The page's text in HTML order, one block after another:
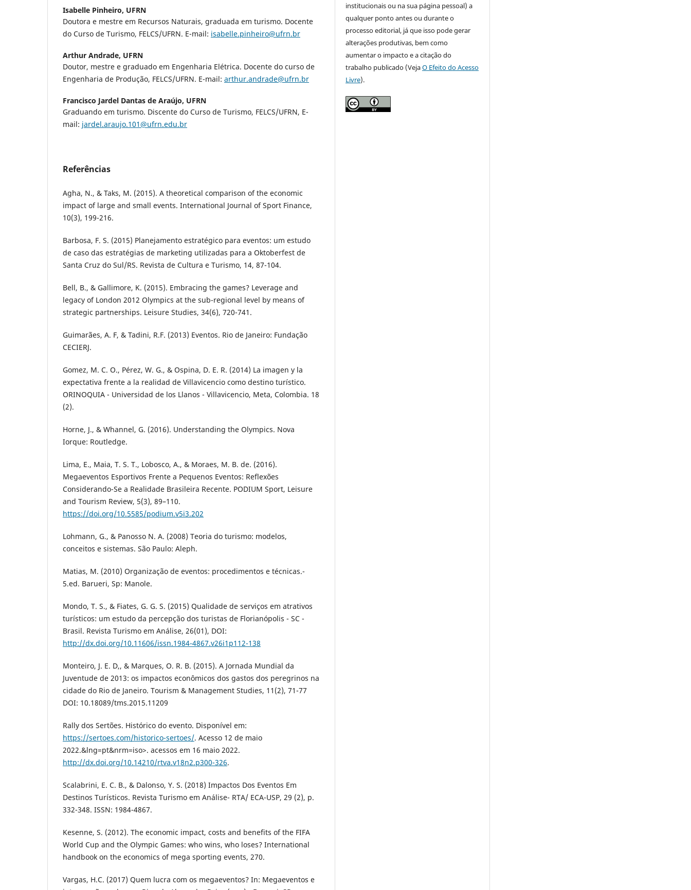
Isabelle Pinheiro, UFRN
Doutora e mestre em Recursos Naturais, graduada em turismo. Docente
do Curso de Turismo, FELCS/UFRN. E-mail: isabelle.pinheiro@ufrn.br
Arthur Andrade, UFRN
Doutor, mestre e graduado em Engenharia Elétrica. Docente do curso de
Engenharia de Produção, FELCS/UFRN. E-mail: arthur.andrade@ufrn.br
Francisco Jardel Dantas de Araújo, UFRN
Graduando em turismo. Discente do Curso de Turismo, FELCS/UFRN, E-
mail: jardel.araujo.101@ufrn.edu.br
Referências
Agha, N., & Taks, M. (2015). A theoretical comparison of the economic
impact of large and small events. International Journal of Sport Finance,
10(3), 199-216.
Barbosa, F. S. (2015) Planejamento estratégico para eventos: um estudo
de caso das estratégias de marketing utilizadas para a Oktoberfest de
Santa Cruz do Sul/RS. Revista de Cultura e Turismo, 14, 87-104.
Bell, B., & Gallimore, K. (2015). Embracing the games? Leverage and
legacy of London 2012 Olympics at the sub-regional level by means of
strategic partnerships. Leisure Studies, 34(6), 720-741.
Guimarães, A. F, & Tadini, R.F. (2013) Eventos. Rio de Janeiro: Fundação
CECIERJ.
Gomez, M. C. O., Pérez, W. G., & Ospina, D. E. R. (2014) La imagen y la
expectativa frente a la realidad de Villavicencio como destino turístico.
ORINOQUIA - Universidad de los Llanos - Villavicencio, Meta, Colombia. 18
(2).
Horne, J., & Whannel, G. (2016). Understanding the Olympics. Nova
Iorque: Routledge.
Lima, E., Maia, T. S. T., Lobosco, A., & Moraes, M. B. de. (2016).
Megaeventos Esportivos Frente a Pequenos Eventos: Reflexões
Considerando-Se a Realidade Brasileira Recente. PODIUM Sport, Leisure
and Tourism Review, 5(3), 89–110.
https://doi.org/10.5585/podium.v5i3.202
Lohmann, G., & Panosso N. A. (2008) Teoria do turismo: modelos,
conceitos e sistemas. São Paulo: Aleph.
Matias, M. (2010) Organização de eventos: procedimentos e técnicas.-
5.ed. Barueri, Sp: Manole.
Mondo, T. S., & Fiates, G. G. S. (2015) Qualidade de serviços em atrativos
turísticos: um estudo da percepção dos turistas de Florianópolis - SC -
Brasil. Revista Turismo em Análise, 26(01), DOI:
http://dx.doi.org/10.11606/issn.1984-4867.v26i1p112-138
Monteiro, J. E. D,, & Marques, O. R. B. (2015). A Jornada Mundial da
Juventude de 2013: os impactos econômicos dos gastos dos peregrinos na
cidade do Rio de Janeiro. Tourism & Management Studies, 11(2), 71-77
DOI: 10.18089/tms.2015.11209
Rally dos Sertões. Histórico do evento. Disponível em:
https://sertoes.com/historico-sertoes/. Acesso 12 de maio
2022.&lng=pt&nrm=iso>. acessos em 16 maio 2022.
http://dx.doi.org/10.14210/rtva.v18n2.p300-326.
Scalabrini, E. C. B., & Dalonso, Y. S. (2018) Impactos Dos Eventos Em
Destinos Turísticos. Revista Turismo em Análise- RTA/ ECA-USP, 29 (2), p.
332-348. ISSN: 1984-4867.
Kesenne, S. (2012). The economic impact, costs and benefits of the FIFA
World Cup and the Olympic Games: who wins, who loses? International
handbook on the economics of mega sporting events, 270.
Vargas, H.C. (2017) Quem lucra com os megaeventos? In: Megaeventos e
institucionais ou na sua página pessoal) a
qualquer ponto antes ou durante o
processo editorial, já que isso pode gerar
alterações produtivas, bem como
aumentar o impacto e a citação do
trabalho publicado (VejaO Efeito do Acesso
Livre).